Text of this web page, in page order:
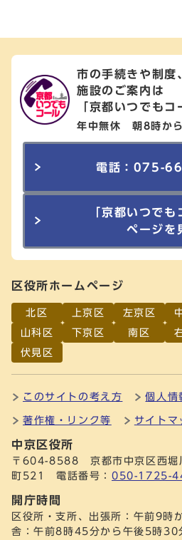
市の手続きや制度
施設のご案内は
「京都いつでもコ
年中無休 朝8時か
電話：075-
「京都いつでも
ページを
区役所ホームページ
北区 上京区 左京区
山科区
下京区 南区
伏見区
このサイトの考え方 個人情
著作権・リンク等 サイトマ
中京区役所
〒604-8588 京都市中京区西堀
町521 電話番号： 050-1725-
開庁時間
区役所・支所、出張所：午前9
舎：午前8時45分から午後5時